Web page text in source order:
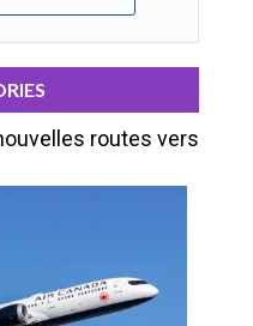
routes vers